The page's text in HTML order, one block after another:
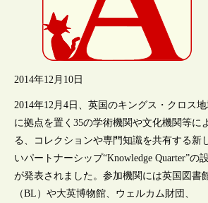
2014年12月10日
2014年12月4日、英国のキングス・クロス
に拠点を置く35の学術機関や文化機関等に
る、コレクションや専門知識を共有する新
いパートナーシップ“Knowledge Quarter”の
が発表されました。参加機関には英国図書
（BL）や大英博物館、ウェルカム財団、